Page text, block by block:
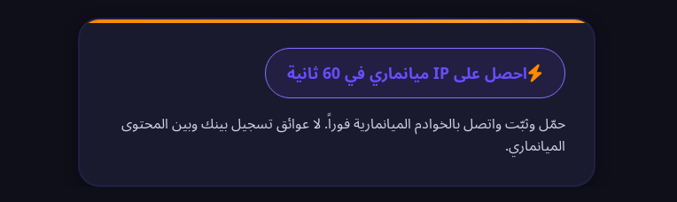
احصل على IP ميانماري في 60 ثانية
حمّل وثبّت واتصل بالخوادم الميانمارية فوراً. لا عوائق تسجيل بينك وبين المحتوى
الميانماري.